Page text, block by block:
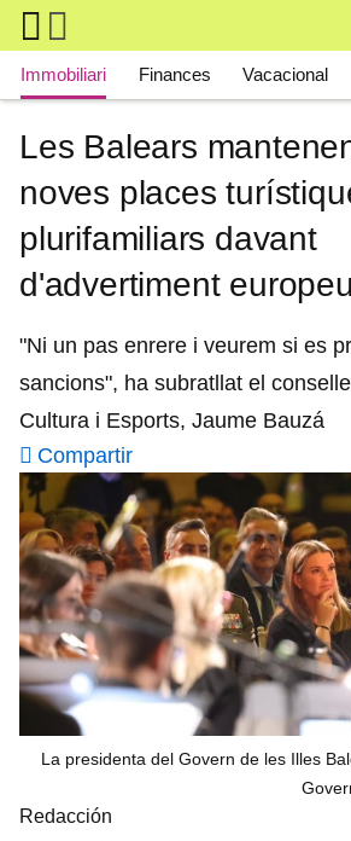
Skip to main content
Main navigation
Immobiliari Finances Vacacional
Les Balears
noves places
plurifamiliars davant
d'advertiment europeu
"Ni un pas enrere i veurem si es
sancions", ha subratllat el
Cultura i Esports, Jaume Bauzá
Compartir
La presidenta del Govern de les Illes
Redacción